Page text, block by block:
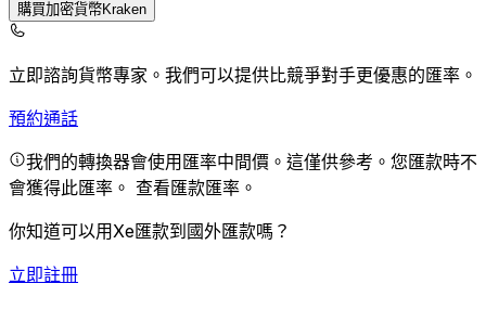
購買加密貨幣Kraken
立即諮詢貨幣專家。 我們可以提供比競爭對手更優惠的匯率。
預約通話
我們的轉換器會使用匯率中間價。這僅供參考。您匯款時不
會獲得此匯率。 查看匯款匯率。
你知道可以用Xe匯款到國外匯款嗎？
立即註冊